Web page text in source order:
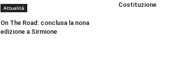
Attualità
On The Road: conclusa la nona
edizione a Sirmione
Costituzione